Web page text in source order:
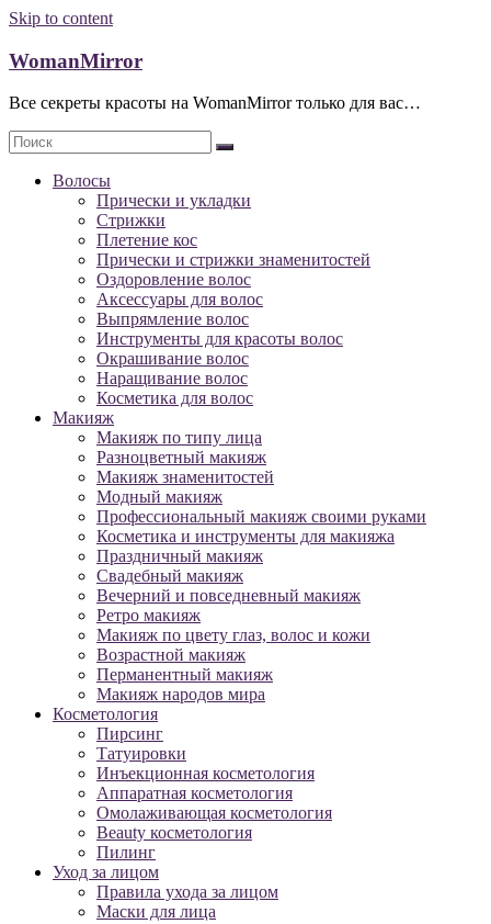
Skip to content
WomanMirror
Все секреты красоты на WomanMirror только для вас…
Волосы
Прически и укладки
Стрижки
Плетение кос
Прически и стрижки знаменитостей
Оздоровление волос
Аксессуары для волос
Выпрямление волос
Инструменты для красоты волос
Окрашивание волос
Наращивание волос
Косметика для волос
Макияж
Макияж по типу лица
Разноцветный макияж
Макияж знаменитостей
Модный макияж
Профессиональный макияж своими руками
Косметика и инструменты для макияжа
Праздничный макияж
Свадебный макияж
Вечерний и повседневный макияж
Ретро макияж
Макияж по цвету глаз, волос и кожи
Возрастной макияж
Перманентный макияж
Макияж народов мира
Косметология
Пирсинг
Татуировки
Инъекционная косметология
Аппаратная косметология
Омолаживающая косметология
Beauty косметология
Пилинг
Уход за лицом
Правила ухода за лицом
Маски для лица